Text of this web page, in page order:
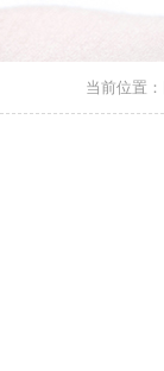
当前位置：